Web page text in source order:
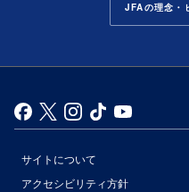
JFAの理念・
サイトについて
アクセシビリティ方針